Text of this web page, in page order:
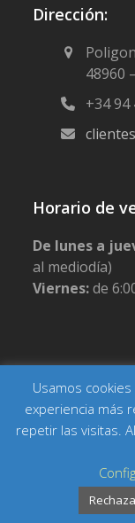
Dirección:
48960
+34 94
Horario de
De lunes a
al mediodía)
Viernes:de
InicioActualidad
Política de
Usamos
experiencia más
repetir las visitas.